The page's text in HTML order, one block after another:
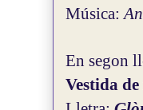
Música:
En segon
Vestida